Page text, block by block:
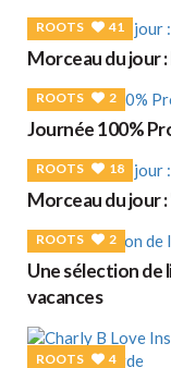
ROOTS 41
Morceau du jour
ROOTS 2
Journée 100%
ROOTS 18
Morceau du jour
ROOTS 2
Une sélection de
vacances
ROOTS 4